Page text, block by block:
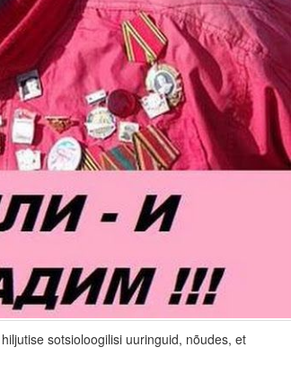
sotsioloogilisi uuringuid, nõudes, et